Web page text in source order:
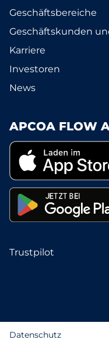
Geschäftsbereiche
Geschäftskunden
Karriere
Investoren
News
APCOA FLOW
Trustpilot
Datenschutz